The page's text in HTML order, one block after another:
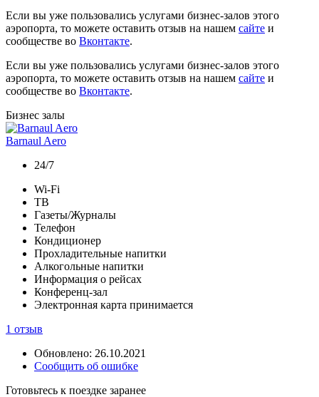
Если вы уже пользовались услугами бизнес-залов этого
аэропорта, то можете оставить отзыв на нашем сайте и
сообществе во Вконтакте.
Если вы уже пользовались услугами бизнес-залов этого
аэропорта, то можете оставить отзыв на нашем сайте и
сообществе во Вконтакте.
Бизнес залы
Barnaul Aero
24/7
Wi-Fi
ТВ
Газеты/Журналы
Телефон
Кондиционер
Прохладительные напитки
Алкогольные напитки
Информация о рейсах
Конференц-зал
Электронная карта принимается
1 отзыв
Обновлено: 26.10.2021
Сообщить об ошибке
Готовьтесь к поездке заранее